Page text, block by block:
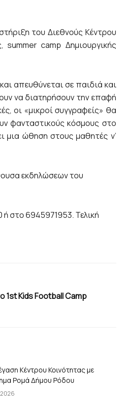
του Διεθνούς Κέντρου
camp Δημιουργικής
απευθύνεται σε παιδιά και
να διατηρήσουν την επαφή
οι «μικροί συγγραφείς» θα
φανταστικούς κόσμους στο
μια ώθηση στους μαθητές ν’
εκδηλώσεων του
ή στο 6945971953. Τελική
1st Kids Football Camp
Κέντρου Κοινότητας με
Ρομά Δήμου Ρόδου